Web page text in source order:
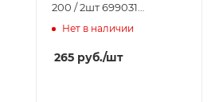
200 / 2шт 699031
MOLOTOW
Нет в наличии
265 руб./шт